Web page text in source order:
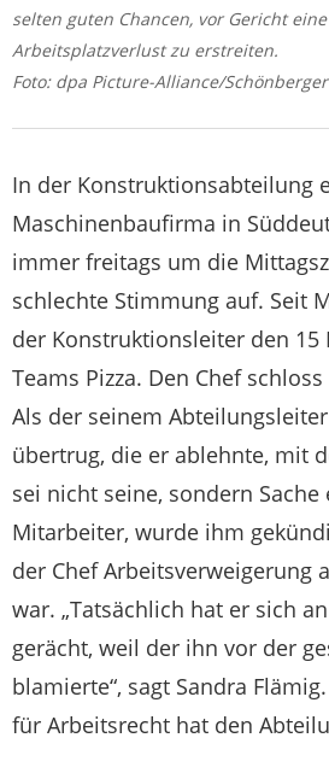
selten guten Chancen, vor Gericht
Arbeitsplatzverlust zu erstreiten.
Foto: dpa Picture-Alliance/Schönberger
In der Konstruktionsabteilung
Maschinenbaufirma in
immer freitags um die
schlechte Stimmung auf. Seit
der Konstruktionsleiter den
Teams Pizza. Den Chef
Als der seinem
übertrug, die er ablehnte, mit
sei nicht seine, sondern Sache
Mitarbeiter, wurde ihm
der Chef Arbeitsverweigerung
war. „Tatsächlich hat er sich
gerächt, weil der ihn vor der
blamierte“, sagt Sandra
für Arbeitsrecht hat den